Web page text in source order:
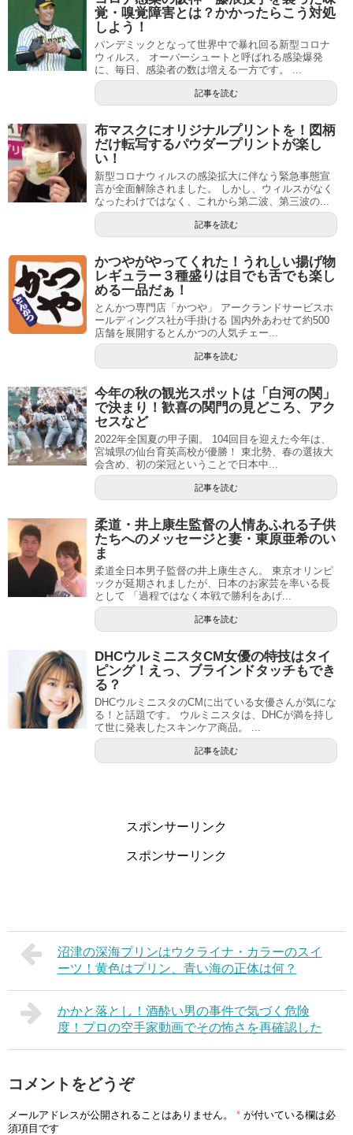
覚・嗅覚障害とは？かかったらこう対処
しよう！
パンデミックとなって世界中で暴れ回る新型コロナ
ウィルス。 オーバーシュートと呼ばれる感染爆発
に、毎日、感染者の数は増える一方です。 ...
記事を読む
布マスクにオリジナルプリントを！図柄
だけ転写するパウダープリントが楽し
い！
新型コロナウィルスの感染拡大に伴なう緊急事態宣
言が全面解除されました。 しかし、ウィルスがなく
なったわけではなく、これから第二波、第三波の...
記事を読む
かつやがやってくれた！うれしい揚げ物
レギュラー３種盛りは目でも舌でも楽し
める一品だぁ！
とんかつ専門店「かつや」 アークランドサービスホ
ールディングス社が手掛ける 国内外あわせて約500
店舗を展開するとんかつの人気チェー...
記事を読む
今年の秋の観光スポットは「白河の関」
で決まり！歓喜の関門の見どころ、アク
セスなど
2022年全国夏の甲子園。 104回目を迎えた今年は、
宮城県の仙台育英高校が優勝！ 東北勢、春の選抜大
会含め、初の栄冠ということで日本中...
記事を読む
柔道・井上康生監督の人情あふれる子供
たちへのメッセージと妻・東原亜希のい
ま
柔道全日本男子監督の井上康生さん。 東京オリンピ
ックが延期されましたが、日本のお家芸を率いる長
として 「過程ではなく本戦で勝利をあげ...
記事を読む
DHCウルミニスタCM女優の特技はタイ
ピング！えっ、ブラインドタッチもでき
る？
DHCウルミニスタのCMに出ている女優さんが気にな
る！と話題です。 ウルミニスタは、DHCが満を持し
て世に発表したスキンケア商品。 ...
記事を読む
スポンサーリンク
スポンサーリンク
沼津の深海プリンはウクライナ・カラーのスイ
ーツ！黄色はプリン、青い海の正体は何？
かかと落とし！酒酔い男の事件で気づく危険
度！プロの空手家動画でその怖さを再確認した
コメントをどうぞ
メールアドレスが公開されることはありません。 * が付いている欄は必
須項目です